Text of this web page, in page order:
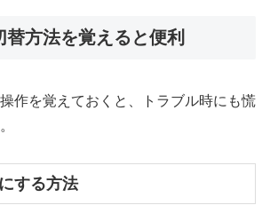
替方法を覚えると便利
作を覚えておくと、トラブル時にも慌
する方法